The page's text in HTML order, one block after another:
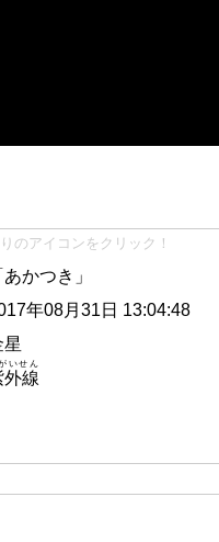
のアイコンをクリック！
あかつき」
年08月31日 13:04:48
星
外線
いせん